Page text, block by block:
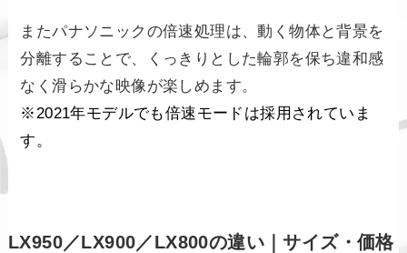
またパナソニックの倍速処理は、動く物体と背景を
分離することで、くっきりとした輪郭を保ち違和感
なく滑らかな映像が楽しめます。
※2021年モデルでも倍速モードは採用されていま
す。
LX950／LX900／LX800の違い｜サイズ・価格